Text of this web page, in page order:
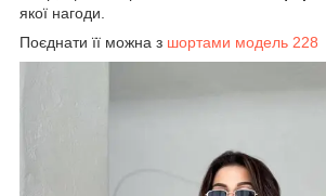
якої нагоди.
Поєднати її можна з шортами модель 228